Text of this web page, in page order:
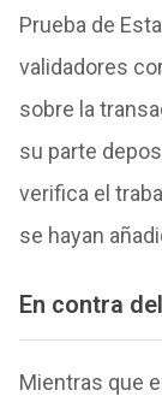
Prueba de
validadores
sobre la
su parte
verifica el
se hayan
En contra
Mientras que